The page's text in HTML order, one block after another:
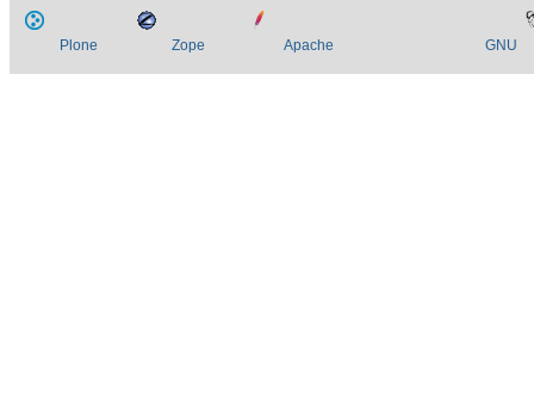
Plone Zope Apache GNU